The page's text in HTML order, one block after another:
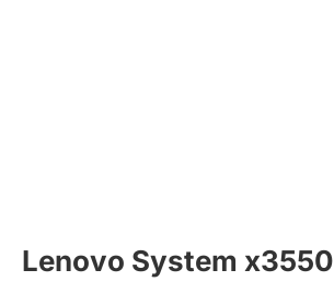
Lenovo System